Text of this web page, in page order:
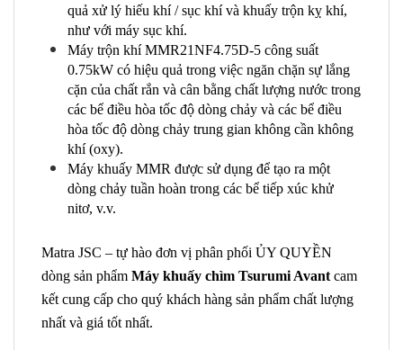
quả xử lý hiếu khí / sục khí và khuấy trộn kỵ khí,
như với máy sục khí.
Máy trộn khí MMR21NF4.75D-5 công suất
0.75kW có hiệu quả trong việc ngăn chặn sự lắng
cặn của chất rắn và cân bằng chất lượng nước trong
các bể điều hòa tốc độ dòng chảy và các bể điều
hòa tốc độ dòng chảy trung gian không cần không
khí (oxy).
Máy khuấy MMR được sử dụng để tạo ra một
dòng chảy tuần hoàn trong các bể tiếp xúc khử
nitơ, v.v.
Matra JSC – tự hào đơn vị phân phối ỦY QUYỀN
dòng sản phẩm Máy khuấy chìm Tsurumi Avant cam
kết cung cấp cho quý khách hàng sản phẩm chất lượng
nhất và giá tốt nhất.